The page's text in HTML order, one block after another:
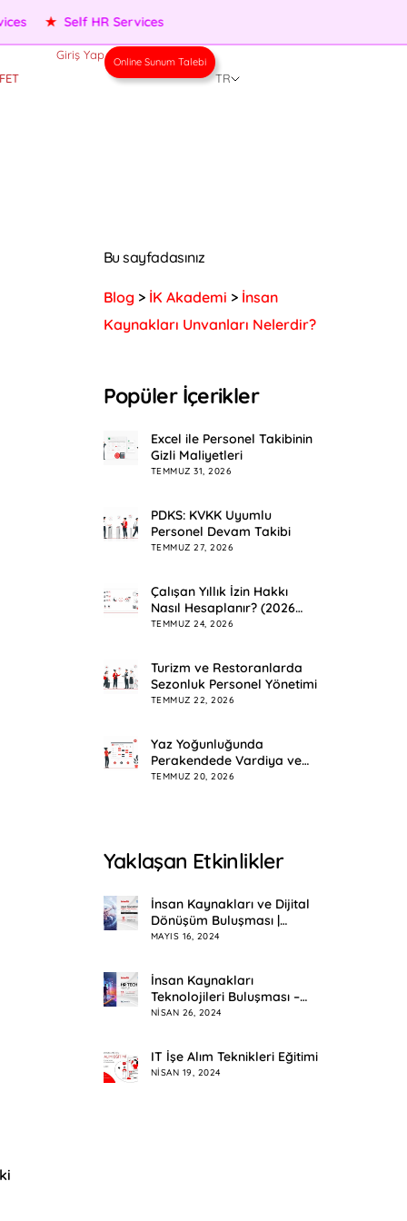
★ Performance Management
Giriş Yap Online Sunum Talebi
TR
Bu sayfadasınız
Blog > İK Akademi > İnsan
Kaynakları Unvanları Nelerdir?
Popüler İçerikler
Excel ile Personel Takibinin
Gizli Maliyetleri
TEMMUZ 31, 2026
PDKS: KVKK Uyumlu
Personel Devam Takibi
TEMMUZ 27, 2026
Çalışan Yıllık İzin Hakkı
Nasıl Hesaplanır? (2026
Rehberi)
TEMMUZ 24, 2026
Turizm ve Restoranlarda
Sezonluk Personel Yönetimi
TEMMUZ 22, 2026
Yaz Yoğunluğunda
Perakendede Vardiya ve
Mesai Planlama
TEMMUZ 20, 2026
Yaklaşan Etkinlikler
İnsan Kaynakları ve Dijital
Dönüşüm Buluşması |
Eskişehir
MAYIS 16, 2024
İnsan Kaynakları
Teknolojileri Buluşması –
HR Tech Meetup
NISAN 26, 2024
IT İşe Alım Teknikleri Eğitimi
NISAN 19, 2024